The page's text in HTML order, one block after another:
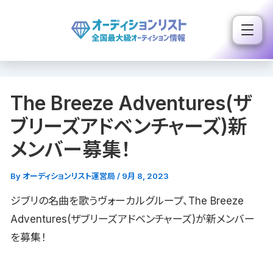
ス
The Breeze Adventures(ザ
ブリーズアドベンチャーズ)新
メンバー募集！
By オーディションリスト運営局 / 9月 8, 2023
ジブリの名曲を歌うヴォーカルグループ、The Breeze
Adventures(ザブリーズアドベンチャーズ)が新メンバー
を募集！